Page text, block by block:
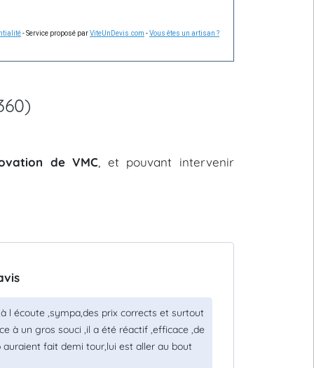
- Service proposé parViteUnDevis.com -Vous êtes un artisan ?
de VMC , et pouvant intervenir
l écoute ,sympa,des prix corrects et surtout
à un gros souci ,il a été réactif ,efficace ,de
fait demi tour,lui est aller au bout